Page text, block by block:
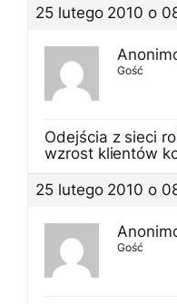
25 lutego 2010 o
Gość
Odejścia z sieci
wzrost klientów
25 lutego 2010 o
Gość